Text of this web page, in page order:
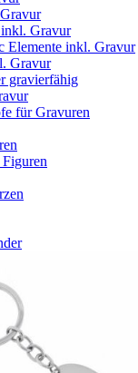
inkl. Gravur
Elemente inkl. Gravur
Gravur
gravierfähig
für Gravuren
Figuren